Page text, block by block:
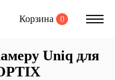
Корзина 0
Uniq для